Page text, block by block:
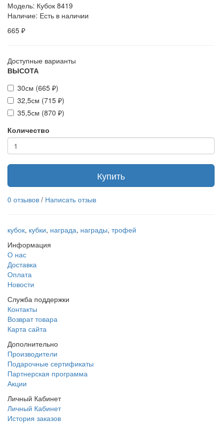
Модель: Кубок 8419
Наличие: Есть в наличии
665 ₽
Доступные варианты
ВЫСОТА
30см (665 ₽)
32,5см (715 ₽)
35,5см (870 ₽)
Количество
Купить
0 отзывов / Написать отзыв
кубок, кубки, награда, награды, трофей
Информация
О нас
Доставка
Оплата
Новости
Служба поддержки
Контакты
Возврат товара
Карта сайта
Дополнительно
Производители
Подарочные сертификаты
Партнерская программа
Акции
Личный Кабинет
Личный Кабинет
История заказов